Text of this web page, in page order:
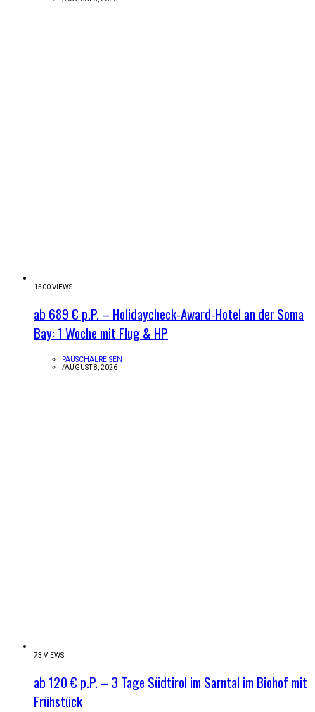
1500 VIEWS
ab 689 € p.P. – Holidaycheck-Award-Hotel an der Soma
Bay: 1 Woche mit Flug & HP
PAUSCHALREISEN
/AUGUST 8, 2026
73 VIEWS
ab 120 € p.P. – 3 Tage Südtirol im Sarntal im Biohof mit
Frühstück